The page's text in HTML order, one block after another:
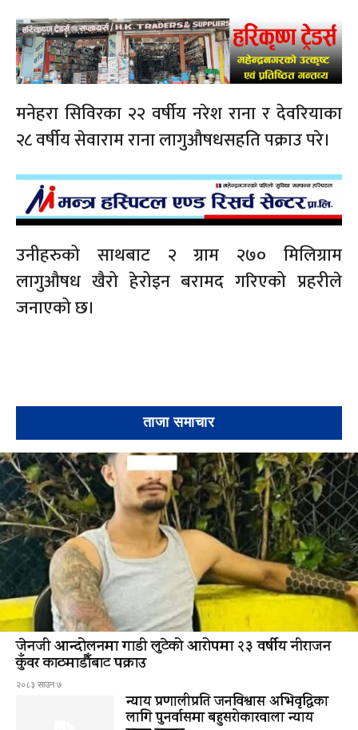
मनेहरा सिविरका २२ वर्षीय नरेश राना र देवरियाका
२८ वर्षीय सेवाराम राना लागुऔषधसहति पक्राउ परे।
उनीहरुको साथबाट २ ग्राम २७० मिलिग्राम
लागुऔषध खैरो हेरोइन बरामद गरिएको प्रहरीले
जनाएको छ।
ताजा समाचार
जेनजी आन्दोलनमा गाडी लुटेको आरोपमा २३ वर्षीय नीराजन
कुँवर काठमाडौँबाट पक्राउ
२०८३ साउन ७
न्याय प्रणालीप्रति जनविश्वास अभिवृद्धिका
लागि पुनर्वासमा बहुसरोकारवाला न्याय